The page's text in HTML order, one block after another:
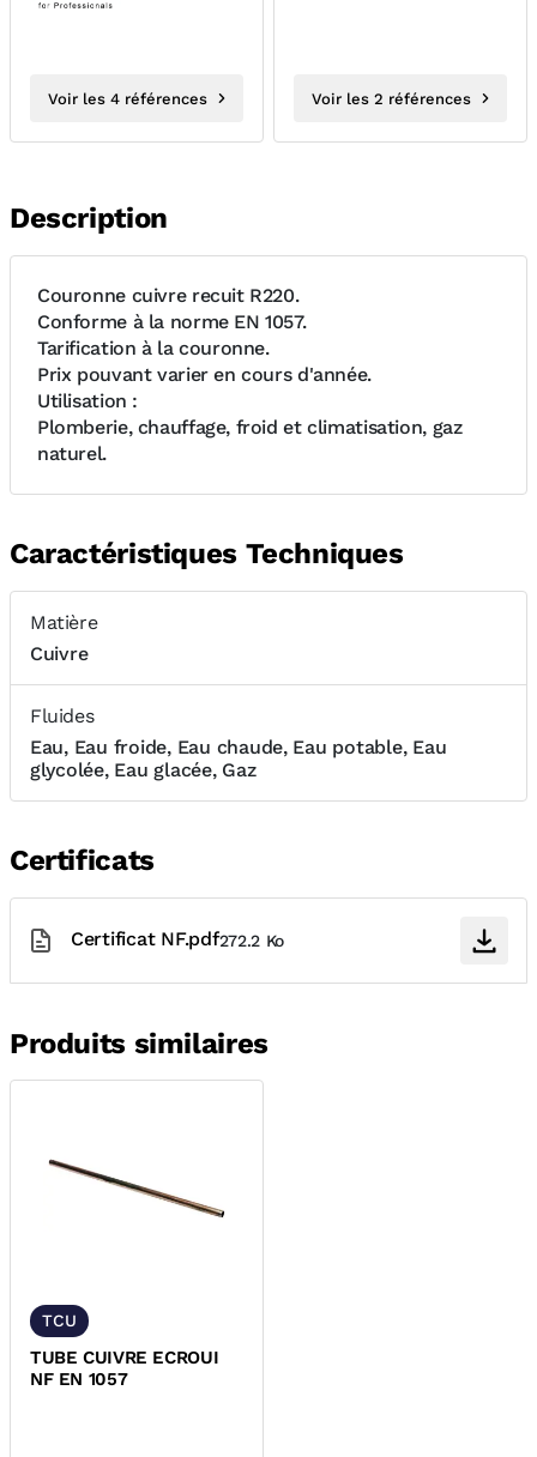
Voir les 4 références Voir les 2 références
Description
Couronne cuivre recuit R220.
Conforme à la norme EN 1057.
Tarification à la couronne.
Prix pouvant varier en cours d'année.
Utilisation :
Plomberie, chauffage, froid et climatisation, gaz
naturel.
Caractéristiques Techniques
Matière
Cuivre
Fluides
Eau, Eau froide, Eau chaude, Eau potable, Eau
glycolée, Eau glacée, Gaz
Certificats
Certificat NF.pdf272.2 Ko
Produits similaires
TCU
TUBE CUIVRE ECROUI
NF EN 1057